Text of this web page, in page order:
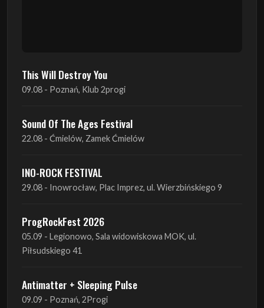
Sound Of The Ages Festival
22.08 - Ćmielów, Zamek Ćmielów
INO-ROCK FESTIVAL
29.08 - Inowrocław, Plac Imprez, ul. Wierzbińskiego 9
ProgRockFest 2026
Antimatter + Sleeping Pulse
09.09 - Poznań, 2Progi
Amelia Tokarska - Celtic Tales Quartet
10.09 - Rybnik, Teatr Ziemi Rybnickiej